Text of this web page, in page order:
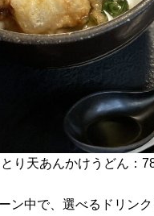
とり天あんかけうどん：
ン中で、選べるドリン